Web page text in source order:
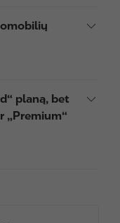
planą, bet
„Premium“